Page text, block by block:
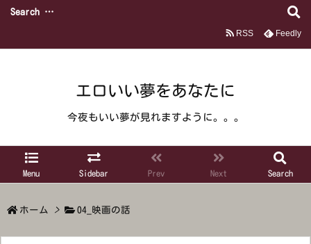
エロいい夢をあなたに
今夜もいい夢が見れますように。。。
Menu Sidebar Prev Next Search
RSS Feedly
ホーム > 04_映画の話